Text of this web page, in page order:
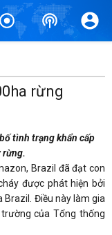
rừng
tình trạng khẩn cấp
rừng.
Brazil đã đạt con
được phát hiện bởi
Brazil. Điều này làm gia
của Tổng thống